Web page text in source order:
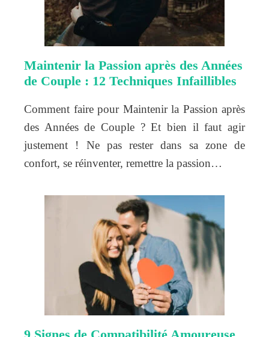
Maintenir la Passion après des Années
de Couple : 12 Techniques Infaillibles
Comment faire pour Maintenir la Passion après
des Années de Couple ? Et bien il faut agir
justement ! Ne pas rester dans sa zone de
confort, se réinventer, remettre la passion…